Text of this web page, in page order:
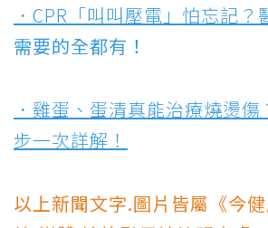
．CPR「叫叫壓電」怕忘記？
需要的全都有！
．雞蛋、蛋清真能治療燒燙
步一次詳解！
以上新聞文字.圖片皆屬《今